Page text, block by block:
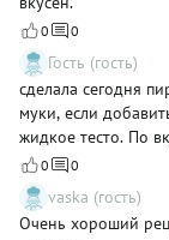
0 0
Гость (гость)
сделала сегодня
муки, если
жидкое тесто. По
0 0
vaska (гость)
Очень хороший